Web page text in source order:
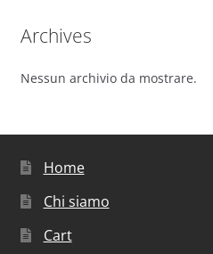
Archives
Nessun archivio da mostrare.
Home
Chi siamo
Cart